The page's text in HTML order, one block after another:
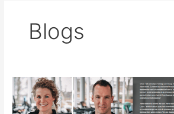
Blogs
Minder
ziekteverzuim
door